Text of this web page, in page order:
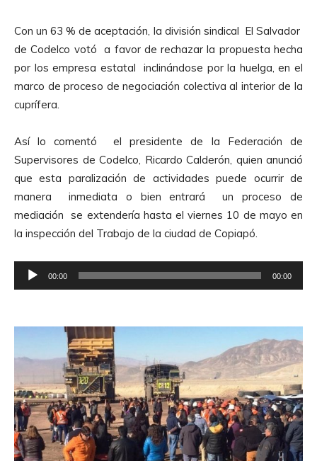
Con un 63 % de aceptación, la división sindical El Salvador
de Codelco votó a favor de rechazar la propuesta hecha
por los empresa estatal inclinándose por la huelga, en el
marco de proceso de negociación colectiva al interior de la
cuprífera.
Así lo comentó el presidente de la Federación de
Supervisores de Codelco, Ricardo Calderón, quien anunció
que esta paralización de actividades puede ocurrir de
manera inmediata o bien entrará un proceso de
mediación se extendería hasta el viernes 10 de mayo en
la inspección del Trabajo de la ciudad de Copiapó.
e
r
d
c
t
o
r
00:00 00:00